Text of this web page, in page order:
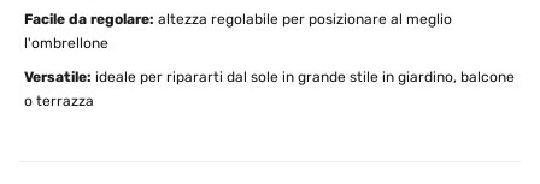
Facile da regolare: altezza regolabile per posizionare al meglio
l'ombrellone
Versatile: ideale per ripararti dal sole in grande stile in giardino, balcone
o terrazza